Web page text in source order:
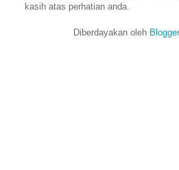
kasih atas perhatian anda.
Diberdayakan oleh Blogger